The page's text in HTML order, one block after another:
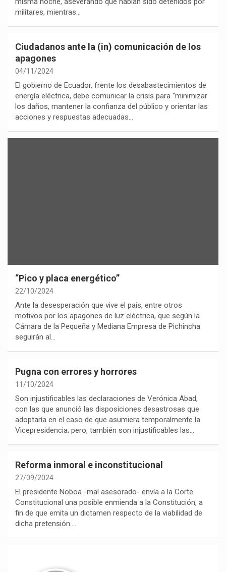
militares, mientras…
Ciudadanos ante la (in) comunicación de los
apagones
04/11/2024
El gobierno de Ecuador, frente los desabastecimientos de
energía eléctrica, debe comunicar la crisis para “minimizar
los daños, mantener la confianza del público y orientar las
acciones y respuestas adecuadas…
“Pico y placa energético”
22/10/2024
Ante la desesperación que vive el país, entre otros
motivos por los apagones de luz eléctrica, que según la
Cámara de la Pequeña y Mediana Empresa de Pichincha
seguirán al…
Pugna con errores y horrores
11/10/2024
Son injustificables las declaraciones de Verónica Abad,
con las que anunció las disposiciones desastrosas que
adoptaría en el caso de que asumiera temporalmente la
Vicepresidencia; pero, también son injustificables las…
Reforma inmoral e inconstitucional
27/09/2024
El presidente Noboa -mal asesorado- envía a la Corte
Constitucional una posible enmienda a la Constitución, a
fin de que emita un dictamen respecto de la viabilidad de
dicha pretensión.…